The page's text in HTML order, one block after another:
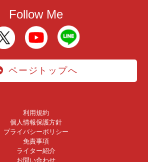
Follow Me
ページトップへ
利用規約
個人情報保護方針
プライバシーポリシー
免責事項
ライター紹介
お問い合わせ